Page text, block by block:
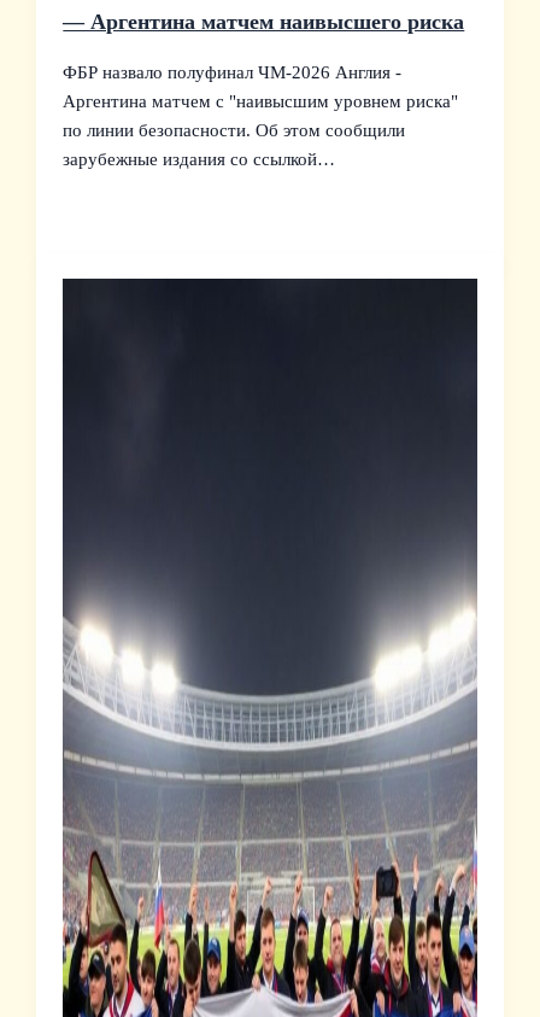
— Аргентина матчем наивысшего риска
ФБР назвало полуфинал ЧМ‑2026 Англия -
Аргентина матчем с "наивысшим уровнем риска"
по линии безопасности. Об этом сообщили
зарубежные издания со ссылкой…